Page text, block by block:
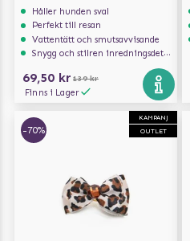
Håller hunden sval
Perfekt till resan
Vattentätt och smutsavvisande
Snygg och stilren inredningsdetalj
69,50 kr 139 kr
Finns i Lager
KAMPANJ
OUTLET
-70%